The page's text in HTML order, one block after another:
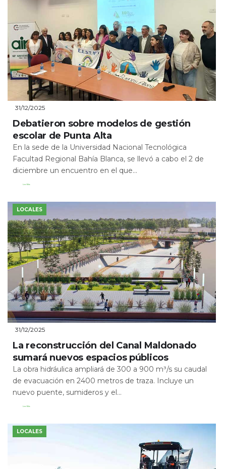
31/12/2025
Debatieron sobre modelos de gestión
escolar de Punta Alta
En la sede de la Universidad Nacional Tecnológica
Facultad Regional Bahía Blanca, se llevó a cabo el 2 de
diciembre un encuentro en el que...
Leer Más
LOCALES
31/12/2025
La reconstrucción del Canal Maldonado
sumará nuevos espacios públicos
La obra hidráulica ampliará de 300 a 900 m³/s su caudal
de evacuación en 2400 metros de traza. Incluye un
nuevo puente, sumideros y el...
Leer Más
LOCALES